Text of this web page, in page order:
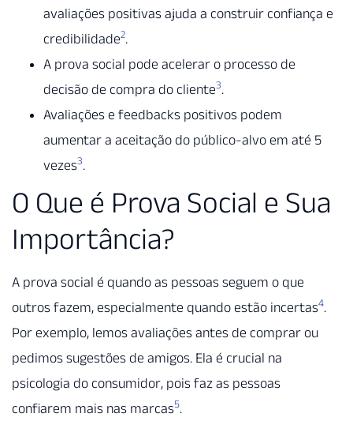
avaliações positivas ajuda a construir confiança e
credibilidade2.
A prova social pode acelerar o processo de
decisão de compra do cliente3.
Avaliações e feedbacks positivos podem
aumentar a aceitação do público-alvo em até 5
vezes3.
O Que é Prova Social e Sua
Importância?
A prova social é quando as pessoas seguem o que
outros fazem, especialmente quando estão incertas4.
Por exemplo, lemos avaliações antes de comprar ou
pedimos sugestões de amigos. Ela é crucial na
psicologia do consumidor, pois faz as pessoas
confiarem mais nas marcas5.